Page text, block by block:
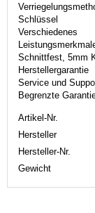
Schlüssel
Verschiedenes
Schnittfest, 5mm
Herstellergarantie
Service und
Begrenzte
Artikel-Nr.
Hersteller
Hersteller-Nr.
Gewicht